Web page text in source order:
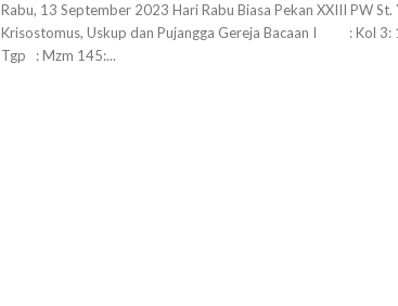
Rabu, 13 September 2023 Hari Rabu Biasa Pekan XXIII PW St. Yohanes
Krisostomus, Uskup dan Pujangga Gereja Bacaan I : Kol 3: 1-11 Mazmur
Tgp : Mzm 145:...